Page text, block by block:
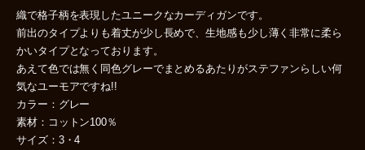
織で格子柄を表現したユニークなカーディガンです。
前出のタイプよりも着丈が少し長めで、生地感も少し薄く非常に柔ら
かいタイプとなっております。
あえて色では無く同色グレーでまとめるあたりがステファンらしい何
気なユーモアですね!!
カラー：グレー
素材：コットン100％
サイズ：3・4